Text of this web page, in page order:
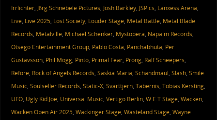
Irrlichter, Jörg Schnebele Pictures, Josh Barkley, JSPics, Lanxess Arena,
Live, Live 2025, Lost Society, Louder Stage, Metal Battle, Metal Blade
Records, Metalville, Michael Schenker, Mystopera, Napalm Records,
Otsego Entertainment Group, Pablo Costa, Panchabhuta, Per
Gustavsson, Phil Mogg, Pinto, Primal Fear, Prong, Ralf Scheepers,
Refore, Rock of Angels Records, Saskia Maria, Schandmaul, Slash, Smile
Music, Soulseller Records, Static-X, Svarttjern, Tabernis, Tobias Kersting,
UFO, Ugly Kid Joe, Universal Music, Vertigo Berlin, W.E.T Stage, Wacken,
Wacken Open Air 2025, Wackinger Stage, Wasteland Stage, Wayne